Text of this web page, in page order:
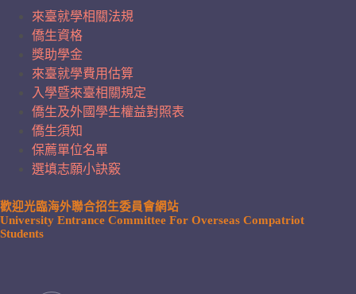
來臺就學相關法規
僑生資格
獎助學金
來臺就學費用估算
入學暨來臺相關規定
僑生及外國學生權益對照表
僑生須知
保薦單位名單
選填志願小訣竅
歡迎光臨海外聯合招生委員會網站
University Entrance Committee For Overseas Compatriot
Students